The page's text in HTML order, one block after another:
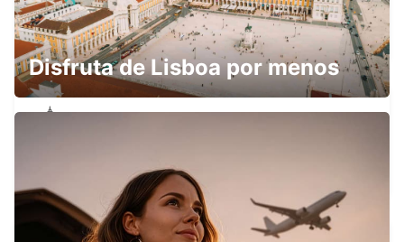
OREBRO
OREBRO - SWEDEN
Disfruta de Lisboa por menos